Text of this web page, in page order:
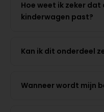
Hoe weet ik zeker
kinderwagen past?
Kan ik dit onderdeel
Wanneer wordt mijn